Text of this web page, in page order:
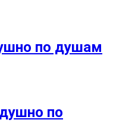
по душам
по